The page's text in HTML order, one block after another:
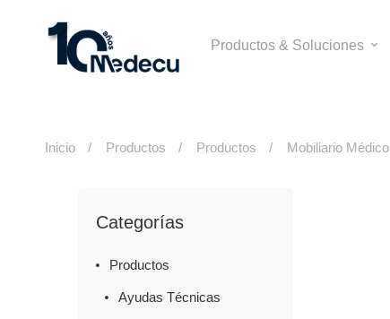
Productos & Soluciones
Inicio Productos Productos Mobiliario Médico
Categorías
Productos
Ayudas Técnicas